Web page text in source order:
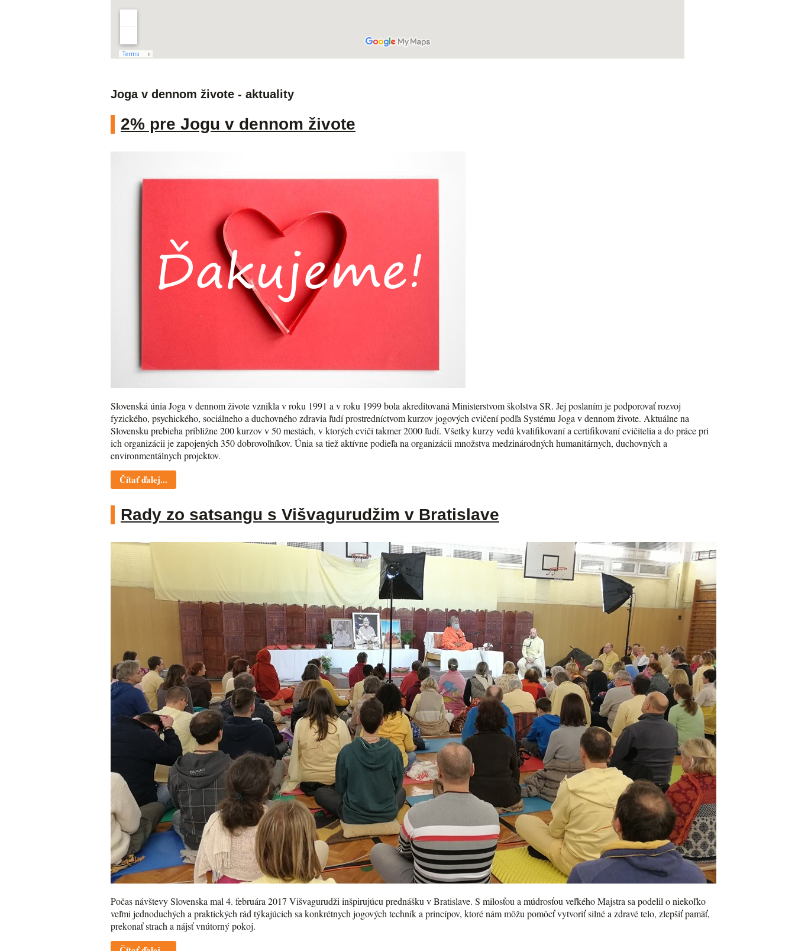
Joga v dennom živote - aktuality
2% pre Jogu v dennom živote
Slovenská únia Joga v dennom živote vznikla v roku 1991 a v roku 1999 bola akreditovaná Ministerstvom školstva SR. Jej poslaním je podporovať rozvoj
fyzického, psychického, sociálneho a duchovného zdravia ľudí prostredníctvom kurzov jogových cvičení podľa Systému Joga v dennom živote. Aktuálne na
Slovensku prebieha približne 200 kurzov v 50 mestách, v ktorých cvičí takmer 2000 ľudí. Všetky kurzy vedú kvalifikovaní a certifikovaní cvičitelia a do práce pri
ich organizácii je zapojených 350 dobrovoľníkov. Únia sa tiež aktívne podieľa na organizácii množstva medzinárodných humanitárnych, duchovných a
environmentálnych projektov.
Čítať ďalej...
Rady zo satsangu s Višvagurudžim v Bratislave
Počas návštevy Slovenska mal 4. februára 2017 Višvagurudži inšpirujúcu prednášku v Bratislave. S milosťou a múdrosťou veľkého Majstra sa podelil o niekoľko
veľmi jednoduchých a praktických rád týkajúcich sa konkrétnych jogových techník a princípov, ktoré nám môžu pomôcť vytvoriť silné a zdravé telo, zlepšiť pamäť,
prekonať strach a nájsť vnútorný pokoj.